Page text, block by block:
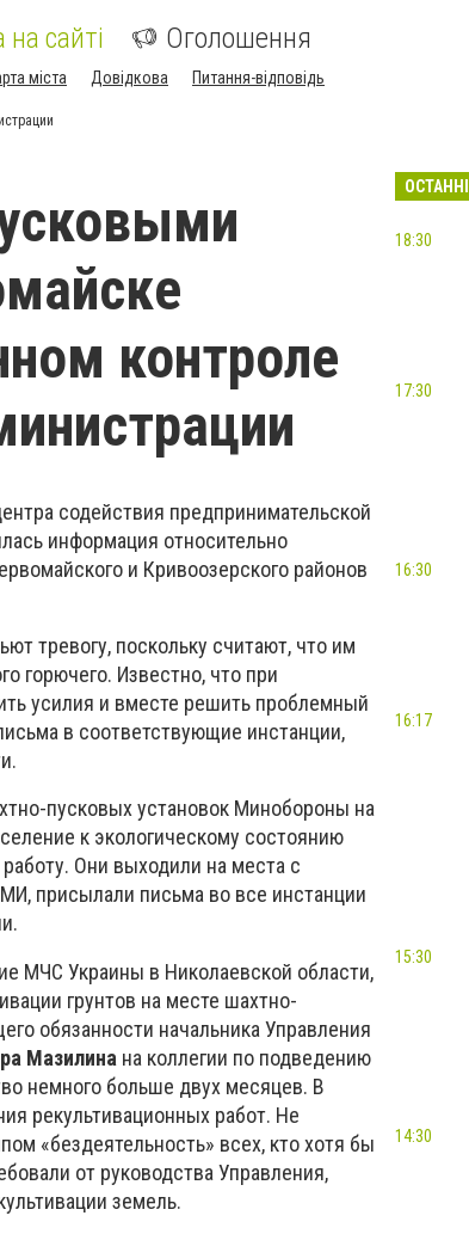
сайті Оголошення
міста Довідкова Питання-відповідь
контроле
содействия предпринимательской
информация относительно
и Кривоозерского районов
тревогу, поскольку считают, что им
горючего. Известно, что при
усилия и вместе решить проблемный
в соответствующие инстанции,
пусковых установок Минобороны на
к экологическому состоянию
Они выходили на места с
присылали письма во все инстанции
МЧС Украины в Николаевской области,
грунтов на месте шахтно-
обязанности начальника Управления
Мазилина на коллегии по подведению
немного больше двух месяцев. В
рекультивационных работ. Не
«бездеятельность» всех, кто хотя бы
от руководства Управления,
земель.
18:30
17:30
16:30
16:17
15:30
14:30